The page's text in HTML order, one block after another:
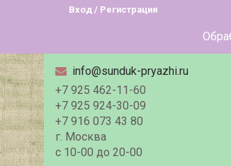
Вход / Регистрация
Уважаемые
Обработка новых
info@sunduk-pryazhi.ru
+7 925 462-11-60
+7 925 924-30-09
+7 916 073 43 80
г. Москва
с 10-00 до 20-00